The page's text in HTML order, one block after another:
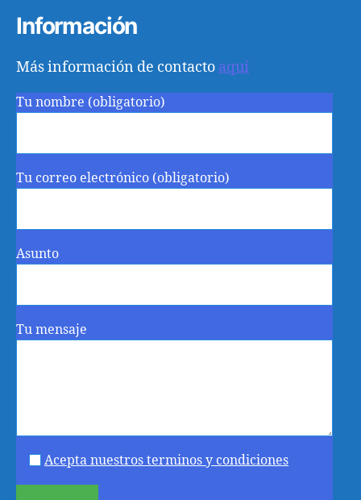
Información
Más información de contacto aquí
Tu nombre (obligatorio)
Tu correo electrónico (obligatorio)
Asunto
Tu mensaje
Acepta nuestros terminos y condiciones